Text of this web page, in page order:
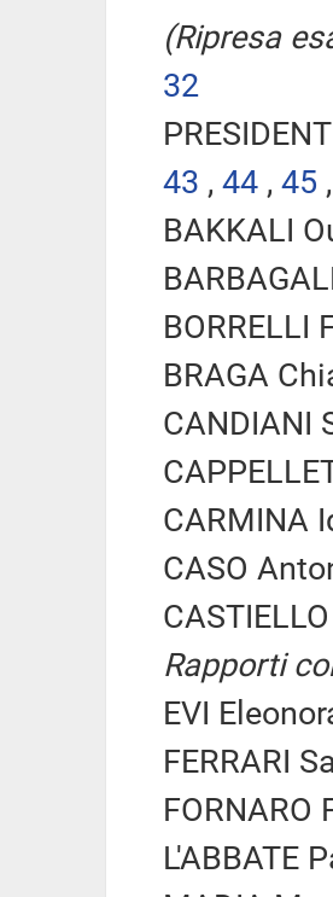
(Ripresa
32
43 , 44 , 45
BAKKALI
BORRELLI
BRAGA
CANDIANI
CARMINA
CASO
Rapporti
EVI
FERRARI
FORNARO
L'ABBATE